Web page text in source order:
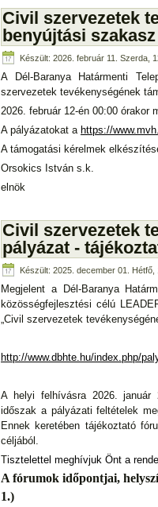
Civil szervezetek
benyújtási szakasz
Készült: 2026. február 11. Szerda,
A Dél-Baranya Határmenti
szervezetek tevékenységének
2026. február 12-én 00:00 órakor
A pályázatokat a https://
A támogatási kérelmek
Orsokics István s.k.
elnök
Civil szervezetek
pályázat -
Készült: 2025. december 01. Hétfő,
Megjelent a Dél-Baranya
közösségfejlesztési célú
„Civil szervezetek
http://www.dbhte.hu/index.php/
A helyi felhívásra 2026. január
időszak a pályázati feltételek
Ennek keretében tájékoztató
céljából.
Tisztelettel meghívjuk Önt a
A fórumok időpontjai,
1.)